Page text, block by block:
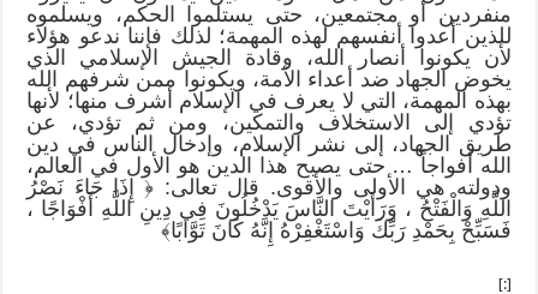
منفردين أو مجتمعين، حتى يستلموا الحكم، ويسلموه
للذين أعدوا أنفسهم لهذه المهمة؛ لذلك فإننا ندعو هؤلاء
لأن يكونوا أنصار الله، وقادة الجيش الإسلامي الذي
يخوض الجهاد ضد أعداء الأمة، ويكونوا ممن شرفهم الله
بهذه المهمة، التي لا يعرف في الإسلام أشرف منها؛ لأنها
تؤدي إلى الاستخلاف والتمكين، ومن ثم تؤدي، عن
طريق الجهاد، إلى نشر الإسلام، وإدخال الناس في دين
الله أفواجاً … حتى يصبح هذا الدين هو الأول في العالم،
ودولته هي الأولى والأقوى. قال تعالى: ﴿ إِذَا جَاءَ نَصْرُ
اللَّهِ وَالْفَتْحُ ، وَرَأَيْتَ النَّاسَ يَدْخُلُونَ فِي دِينِ اللَّهِ أَفْوَاجًا ،
فَسَبِّحْ بِحَمْدِ رَبِّكَ وَاسْتَغْفِرْهُ إِنَّهُ كَانَ تَوَّابًا﴾
[:]